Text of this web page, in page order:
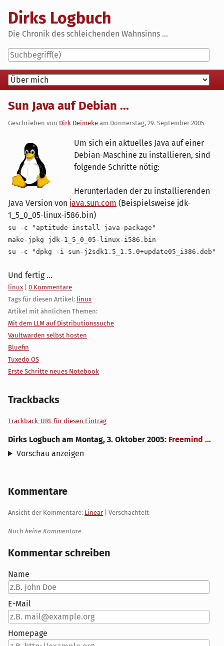
content
Dirks Logbuch
Die Chronik des schleichenden Wahnsinns ...
Navigation
Sun Java auf Debian ...
Geschrieben von Dirk Deimeke am Donnerstag, 29. September 2005
Um sich ein aktuelles Java auf einer
Debian-Maschine zu installieren, sind
folgende Schritte nötig:
Herunterladen der zu installierenden
Java Version von java.sun.com (Beispielsweise jdk-
1_5_0_05-linux-i586.bin)
su -c "aptitude install java-package"
make-jpkg jdk-1_5_0_05-linux-i586.bin
su -c "dpkg -i sun-j2sdk1.5_1.5.0+update05_i386.deb"
Und fertig ...
Kategorien:
linux
0 Kommentare
Tags für diesen Artikel: linux
Artikel mit ähnlichen Themen:
Mit dem LLM auf Distributionssuche
Vaultwarden selbst hosten
Bluefin
Tuxedo OS
Erste Schritte neues Notebook
Trackbacks
Trackback-URL für diesen Eintrag
Dirks Logbuch am Montag, 3. Oktober 2005: Freemind ...
Vorschau anzeigen
Kommentare
Ansicht der Kommentare: Linear | Verschachtelt
Noch keine Kommentare
Kommentar schreiben
Name
E-Mail
Homepage